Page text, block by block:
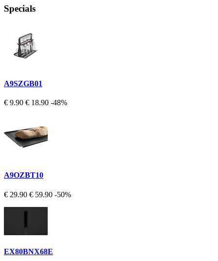
Specials
A9SZGB01
€ 9.90 € 18.90 -48%
A9OZBT10
€ 29.90 € 59.90 -50%
EX80BNX68E